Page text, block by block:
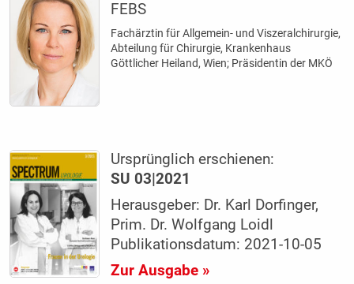
FEBS
Fachärztin für Allgemein- und Viszeralchirurgie,
Abteilung für Chirurgie, Krankenhaus
Göttlicher Heiland, Wien; Präsidentin der MKÖ
Ursprünglich erschienen:
SU 03|2021
Herausgeber: Dr. Karl Dorfinger,
Prim. Dr. Wolfgang Loidl
Publikationsdatum: 2021-10-05
Zur Ausgabe »